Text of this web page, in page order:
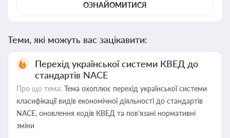
ОЗНАЙОМИТИСЯ
Теми, які можуть вас зацікавити:
Перехід української системи КВЕД до
стандартів NACE
Про що тема: Тема охоплює перехід української системи
класифікації видів економічної діяльності до стандартів
NACE, оновлення кодів КВЕД та пов'язані нормативні
зміни